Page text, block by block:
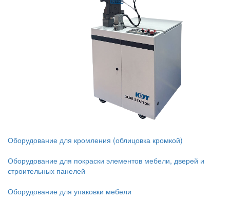
Оборудование для кромления (облицовка кромкой)
Оборудование для покраски элементов мебели, дверей и
строительных панелей
Оборудование для упаковки мебели